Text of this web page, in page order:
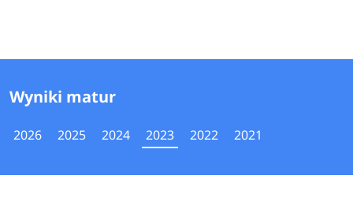
Wyniki matur
2026 2025 2024 2023 2022 2021